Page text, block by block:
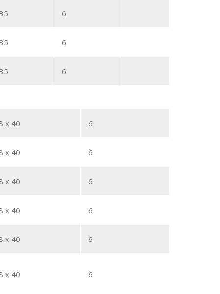
6
6
6
x 40 6
x 40 6
x 40 6
x 40 6
x 40 6
x 40 6